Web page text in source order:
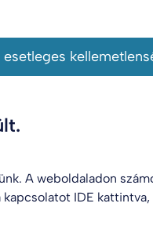
A weboldaladon
kapcsolatot IDE kattintva